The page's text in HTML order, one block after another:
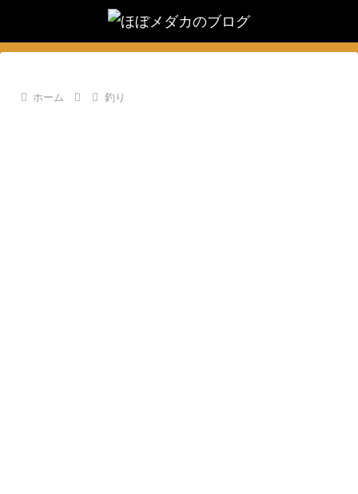
ホーム 釣り